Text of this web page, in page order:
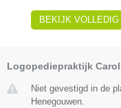
BEKIJK
Logopediepraktijk
Niet gevestigd in de
Henegouwen.